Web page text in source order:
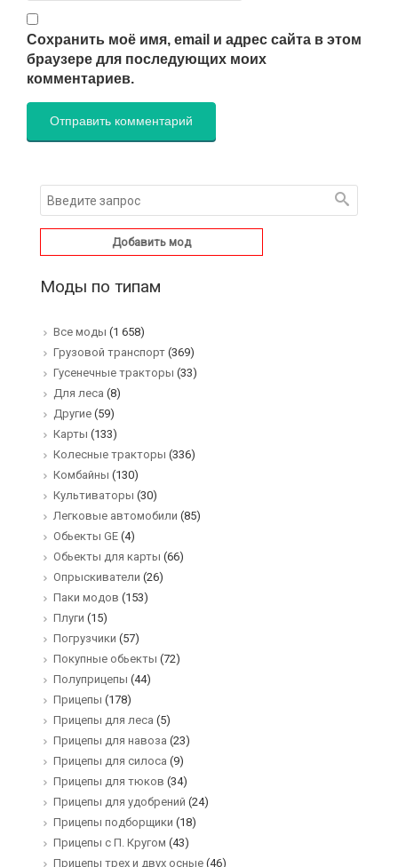
Сохранить моё имя, email и адрес сайта в этом
браузере для последующих моих
комментариев.
Добавить мод
Моды по типам
Все моды (1 658)
Грузовой транспорт (369)
Гусенечные тракторы (33)
Для леса (8)
Другие (59)
Карты (133)
Колесные тракторы (336)
Комбайны (130)
Культиваторы (30)
Легковые автомобили (85)
Обьекты GE (4)
Обьекты для карты (66)
Опрыскиватели (26)
Паки модов (153)
Плуги (15)
Погрузчики (57)
Покупные обьекты (72)
Полуприцепы (44)
Прицепы (178)
Прицепы для леса (5)
Прицепы для навоза (23)
Прицепы для силоса (9)
Прицепы для тюков (34)
Прицепы для удобрений (24)
Прицепы подборщики (18)
Прицепы с П. Кругом (43)
Прицепы трех и двух осные (46)